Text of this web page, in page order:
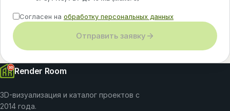
Согласен на обработку персональных данных
Отправить заявку
Render Room
3D-визуализация и каталог проектов с
2014 года.